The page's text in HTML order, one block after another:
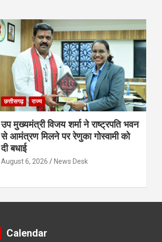
छत्तीसगढ़ राज्य
उप मुख्यमंत्री विजय शर्मा ने राष्ट्रपति भवन
से आमंत्रण मिलने पर रेणुका गोस्वामी को
दी बधाई
August 6, 2026 News Desk
Calendar